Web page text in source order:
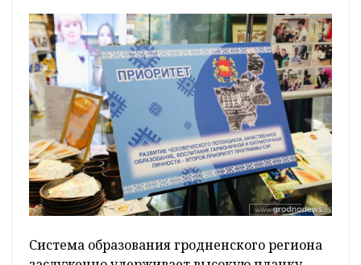
Система образования гродненского региона